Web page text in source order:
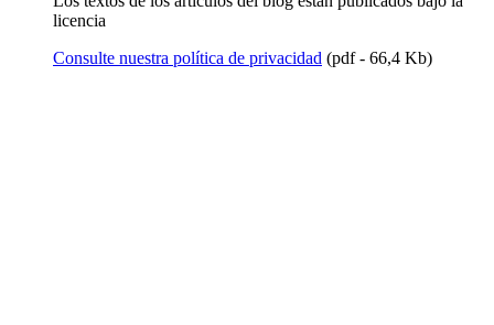
licencia
Consulte nuestra política de privacidad (pdf - 66,4 Kb)